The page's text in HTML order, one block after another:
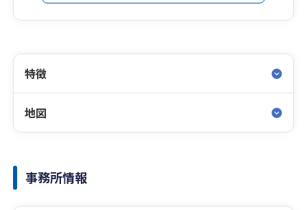
特徴
地図
事務所情報